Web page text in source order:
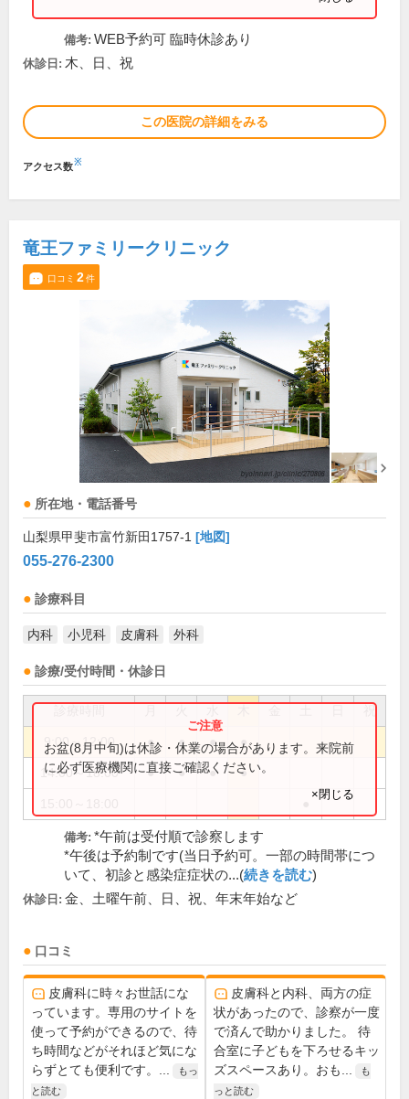
備考: WEB予約可 臨時休診あり
休診日: 木、日、祝
この医院の詳細をみる
アクセス数※
竜王ファミリークリニック
口コミ 2件
所在地・電話番号
山梨県甲斐市富竹新田1757-1 [地図]
055-276-2300
診療科目
内科 小児科 皮膚科 外科
診療/受付時間・休診日
祝
9:00～12:00 ● ● ● ●
14:00～18:00 ● ● ● ●
お盆(8月中旬)は休診・休業の場合があります。来院前
に必ず医療機関に直接ご確認ください。
×閉じる
備考: *午前は受付順で診察します
*午後は予約制です(当日予約可。一部の時間帯につ
いて、初診と感染症症状の...(続きを読む)
休診日: 金、土曜午前、日、祝、年末年始など
口コミ
皮膚科に時々お世話にな
っています。専用のサイトを
使って予約ができるので、待
ち時間などがそれほど気にな
らずとても便利です。...
もっ
と読む
皮膚科と内科、両方の症
状があったので、診察が一度
で済んで助かりました。 待
合室に子どもを下ろせるキッ
ズスペースあり。おも...
も
っと読む